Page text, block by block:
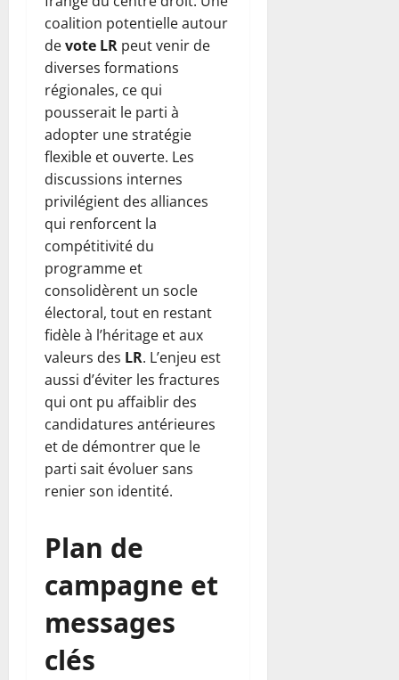
coalition potentielle autour
devote LR peut venir de
diverses formations
régionales, ce qui
pousserait le parti à
adopter une stratégie
flexible et ouverte. Les
discussions internes
privilégient des alliances
qui renforcent la
compétitivité du
programme et
consolidèrent un socle
électoral, tout en restant
fidèle à l’héritage et aux
valeurs des LR. L’enjeu est
aussi d’éviter les fractures
qui ont pu affaiblir des
candidatures antérieures
et de démontrer que le
parti sait évoluer sans
renier son identité.
Plan de
campagne et
messages
clés